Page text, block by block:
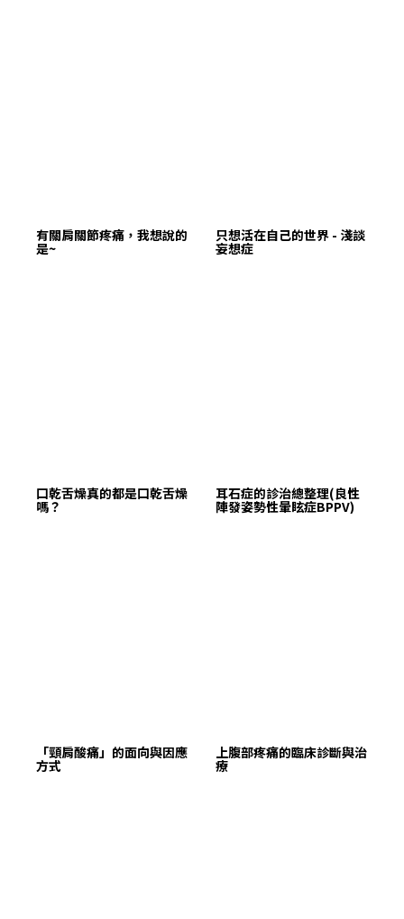
✕
會員登入
有關肩關節疼痛，我想說的
是~
只想活在自己的世界 - 淺談
妄想症
口乾舌燥真的都是口乾舌燥
嗎？
耳石症的診治總整理(良性
陣發姿勢性暈眩症BPPV)
「頸肩酸痛」的面向與因應
方式
上腹部疼痛的臨床診斷與治
療